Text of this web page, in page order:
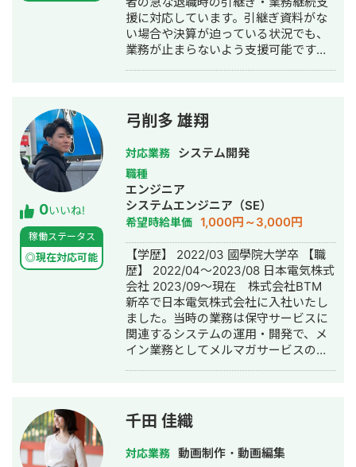
援に対応しています。引継ぎ資料がな
い場合や決算が迫っている状況でも、
業務が止まらないよう支援可能です。
まで、幅広い企業で経理実務に携わっ
てきました。 また、宅建士として不動
産事務にも対応しており、経理と不動
産事務をまとめてご相談いただける点
を強みとしています。
0いいね!
稼働ステータス
◎現在対応可能
弓削多 雄翔
対応業務 システム開発
職種
エンジニア
システムエンジニア（SE）
希望時給単価 1,000円～3,000円
【学歴】 2022/03 國學院大学卒 【職
歴】 2022/04〜2023/08 日本電気株式
会社 2023/09〜現在 株式会社BTM
新卒で日本電気株式会社に入社いたし
ました。当時の業務は保守サービスに
関連するシステムの運用・開発で、メ
イン業務としてメルマガサービスの運
属しておりまして、バックエンド、フ
ロントエンド、インフラまで様々な業
務を担当しております。中でも
PHP/laravelで業務を担当することが多
千田 佳織
対応業務 動画制作・動画編集